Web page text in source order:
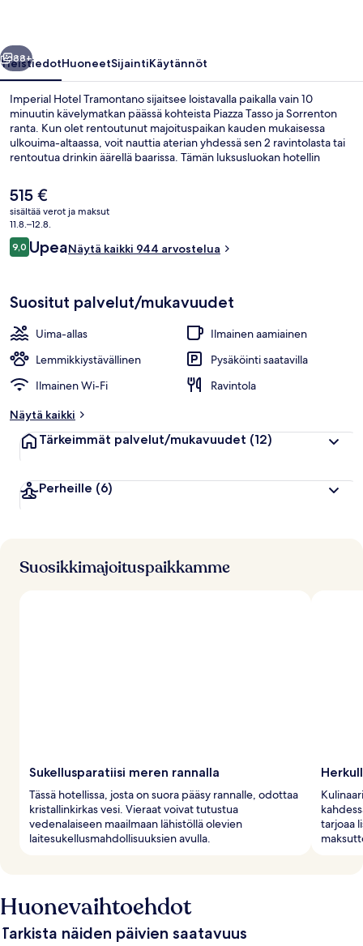
Seuraava
88+
YleistiedotHuoneetSijaintiKäytännöt
Imperial Hotel Tramontano sijaitsee loistavalla paikalla vain 10
minuutin kävelymatkan päässä kohteista Piazza Tasso ja Sorrenton
ranta. Kun olet rentoutunut majoituspaikan kauden mukaisessa
ulkouima-altaassa, voit nauttia aterian yhdessä sen 2 ravintolasta tai
rentoutua drinkin äärellä baarissa. Tämän luksusluokan hotellin
Avulias henkilökunta ja sijainti ovat myös asioita, joita matkailijat
arvostavat.
Nykyinen
hinta
on
515 €
515 €
sisältää verot ja maksut
11.8.–12.8.
Arvostelut
9,09,0 kautta 10.
UpeaNäytä kaikki 944 arvostelua
Suositut palvelut/mukavuudet
Uima-allas
Ilmainen aamiainen
Lemmikkiystävällinen
Pysäköinti saatavilla
Ilmainen Wi-Fi
Ravintola
Näytä kaikki
Tärkeimmät palvelut/mukavuudet (12)
Perheille (6)
Suosikkimajoituspaikkamme
Sukellusparatiisi meren rannalla
Tässä hotellissa, josta on suora pääsy rannalle, odottaa
kristallinkirkas vesi. Vieraat voivat tutustua
vedenalaiseen maailmaan lähistöllä olevien
laitesukellusmahdollisuuksien avulla.
tarjoaa
Huonevaihtoehdot
Tarkista näiden päivien saatavuus